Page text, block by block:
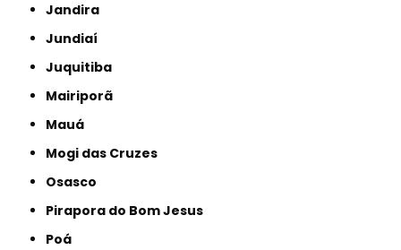
Jandira
Jundiaí
Juquitiba
Mairiporã
Mauá
Mogi das Cruzes
Osasco
Pirapora do Bom Jesus
Poá